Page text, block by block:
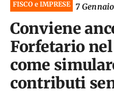
FISCO e IMPRESE 7
Conviene
Forfetario nel
come
contributi